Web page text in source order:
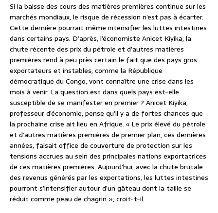
Si la baisse des cours des matières premières continue sur les
marchés mondiaux, le risque de récession n’est pas à écarter.
Cette dernière pourrait même intensifier les luttes intestines
dans certains pays. D’après, l’économiste Anicet Kiyika, la
chute récente des prix du pétrole et d’autres matières
premières rend à peu près certain le fait que des pays gros
exportateurs et instables, comme la République
démocratique du Congo, vont connaître une crise dans les
mois à venir. La question est dans quels pays est-elle
susceptible de se manifester en premier ? Anicet Kiyika,
professeur d’économie, pense qu’il y a de fortes chances que
la prochaine crise ait lieu en Afrique. « Le prix élevé du pétrole
et d’autres matières premières de premier plan, ces dernières
années, faisait office de couverture de protection sur les
tensions accrues au sein des principales nations exportatrices
de ces matières premières. Aujourd’hui, avec la chute brutale
des revenus générés par les exportations, les luttes intestines
pourront s’intensifier autour d’un gâteau dont la taille se
réduit comme peau de chagrin », croit-t-il.